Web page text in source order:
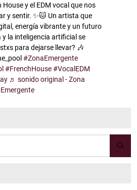
House y el EDM vocal que nos
y sentir. ✨🐱 Un artista que
energía vibrante y un futuro
y la inteligencia artificial se
para dejarse llevar? 🎶
#ZonaEmergente
#FrenchHouse #VocalEDM
♬ sonido original - Zona
Emergente